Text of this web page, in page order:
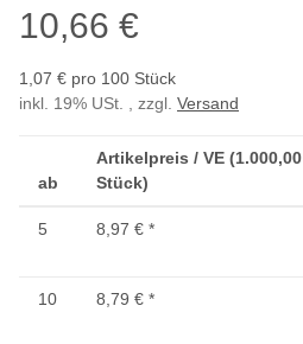
10,66 €
1,07 € pro 100 Stück
inkl. 19% USt. , zzgl. Versand
ab
Artikelpreis / VE (1.000,00
Stück)
5 8,97 € *
10 8,79 € *